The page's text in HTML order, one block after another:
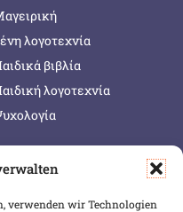
verwenden wir Technologien
λογοτεχνία
βιβλία
λογοτεχνία
BEZAHLEN